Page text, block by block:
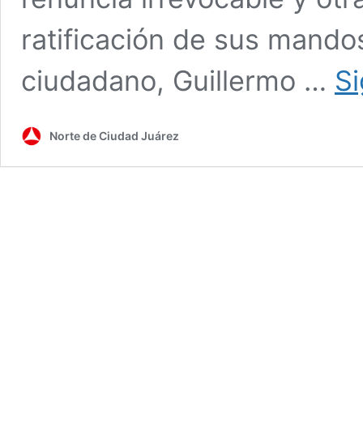
ratificación de sus
ciudadano, Guillermo …
Norte de Ciudad Juárez